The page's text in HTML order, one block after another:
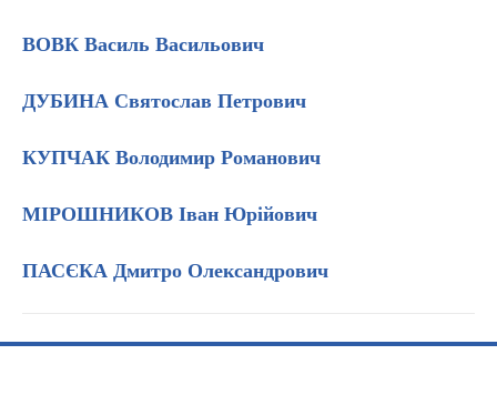
ВОВК Василь Васильович
ДУБИНА Святослав Петрович
КУПЧАК Володимир Романович
МІРОШНИКОВ Іван Юрійович
ПАСЄКА Дмитро Олександрович